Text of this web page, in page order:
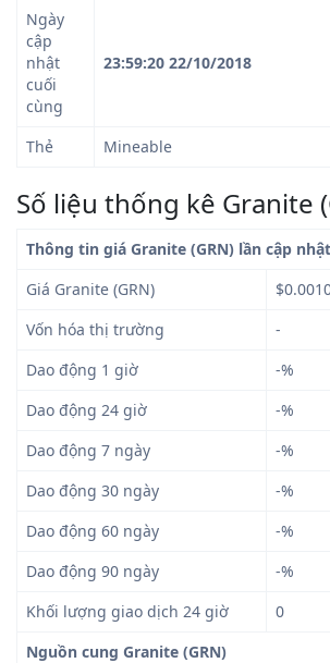
Ngày
cập
nhật
cuối
cùng
23:59:20 22/10/2018
Thẻ Mineable
Số liệu thống kê Granite
Thông tin giá Granite (GRN) lần cập
Giá Granite (GRN)
Vốn hóa thị trường
-
Dao động 1 giờ
-%
Dao động 24 giờ
-%
Dao động 7 ngày
-%
Dao động 30 ngày
-%
Dao động 60 ngày
-%
Dao động 90 ngày
-%
Khối lượng giao dịch 24 giờ
0
Nguồn cung Granite (GRN)